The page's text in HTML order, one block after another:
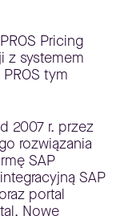
Pricing
z systemem
tym
2007 r. przez
rozwiązania
SAP
SAP
portal
Nowe